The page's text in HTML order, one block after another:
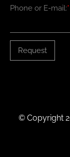
Phone or E-mail:*
Request
© Copyright